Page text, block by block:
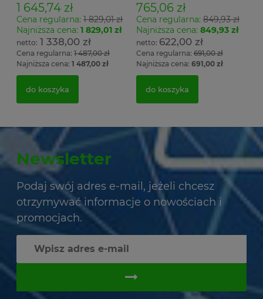
1 645,74 zł
Cena regularna: 1 829,01 zł
Najniższa cena: 1 829,01 zł
1 338,00 zł
Cena regularna: 1 487,00 zł
Najniższa cena: 1 487,00 zł
do koszyka
765,06 zł
Cena regularna:849,93 zł
Najniższa cena: 849,93 zł
622,00 zł
Cena regularna:691,00 zł
Najniższa cena: 691,00 zł
do koszyka
Newsletter
Podaj swój adres e-mail, jeżeli chcesz
otrzymywać informacje o nowościach i
promocjach.